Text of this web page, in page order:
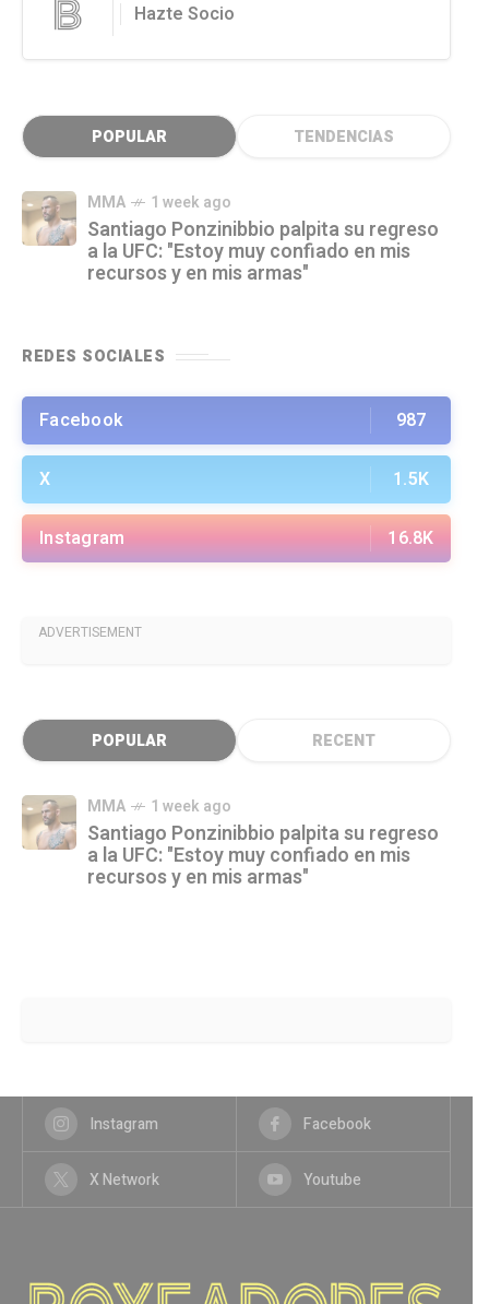
Hazte Socio
POPULAR TENDENCIAS
MMA 1 week ago
Santiago Ponzinibbio palpita su regreso
a la UFC: "Estoy muy confiado en mis
recursos y en mis armas"
REDES SOCIALES
Facebook 987
X 1.5K
Instagram 16.8K
ADVERTISEMENT
POPULAR RECENT
MMA 1 week ago
Santiago Ponzinibbio palpita su regreso
a la UFC: "Estoy muy confiado en mis
recursos y en mis armas"
Instagram Facebook
X Network Youtube